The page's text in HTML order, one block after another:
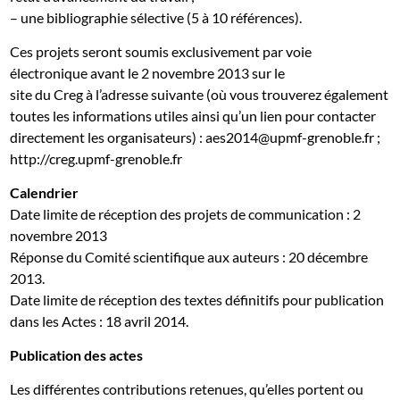
– une bibliographie sélective (5 à 10 références).
Ces projets seront soumis exclusivement par voie
électronique avant le 2 novembre 2013 sur le
site du Creg à l’adresse suivante (où vous trouverez également
toutes les informations utiles ainsi qu’un lien pour contacter
directement les organisateurs) :aes2014@upmf-grenoble.fr ;
http://creg.upmf-grenoble.fr
Calendrier
Date limite de réception des projets de communication : 2
novembre 2013
Réponse du Comité scientifique aux auteurs : 20 décembre
2013.
Date limite de réception des textes définitifs pour publication
dans les Actes : 18 avril 2014.
Publication des actes
Les différentes contributions retenues, qu’elles portent ou